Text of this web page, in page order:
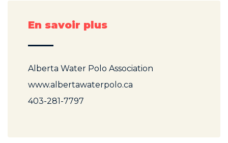
En savoir plus
Alberta Water Polo Association
www.albertawaterpolo.ca
403-281-7797